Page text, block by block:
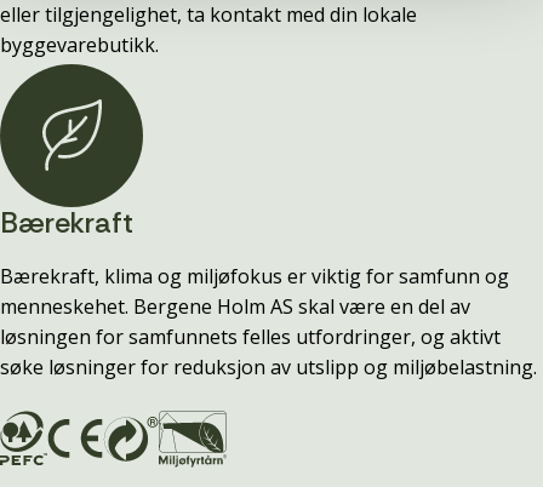
eller tilgjengelighet, ta kontakt med din lokale
byggevarebutikk.
Bærekraft
Bærekraft, klima og miljøfokus er viktig for samfunn og
menneskehet. Bergene Holm AS skal være en del av
løsningen for samfunnets felles utfordringer, og aktivt
søke løsninger for reduksjon av utslipp og miljøbelastning.